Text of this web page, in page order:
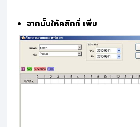
จากนั้นให้คลิกที่ เพิ่ม